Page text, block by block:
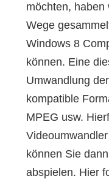
möchten, haben
Wege
Windows 8
können. Eine
Umwandlung
kompatible
MPEG usw.
können Sie
abspielen. Hier